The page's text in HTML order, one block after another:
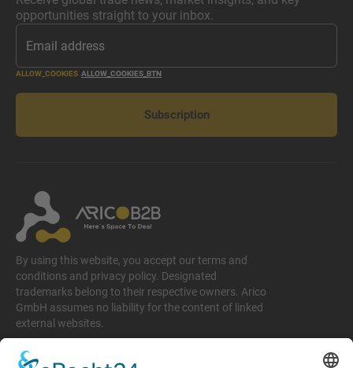
opportunities straight to your inbox.
ALLOW_COOKIES ALLOW_COOKIES_BTN
Subscription
By using this website, you accept our terms and
conditions and privacy policy. Designated
trademarks belong to their respective owners. Arico
GmbH assumes no liability for the content of linked
external websites.